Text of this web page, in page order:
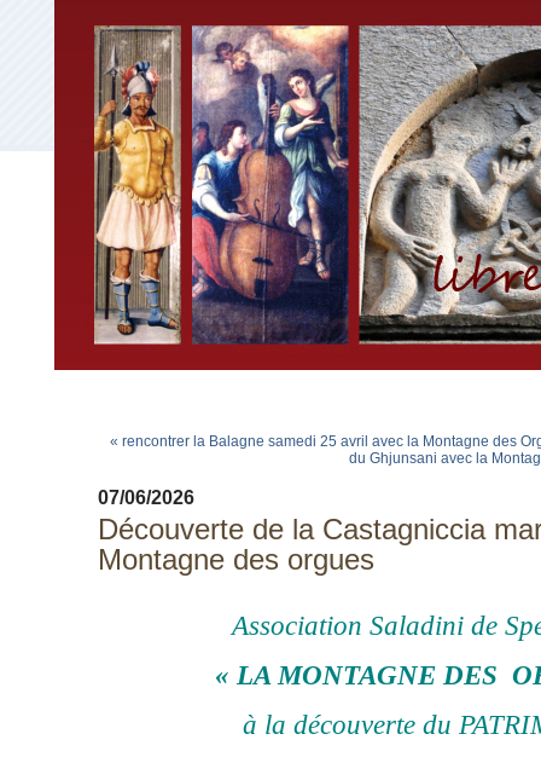
« rencontrer la Balagne samedi 25 avril avec la Montagne des
du Ghjunsani avec la
07/06/2026
Découverte de la Castagniccia
Montagne des orgues
Association Saladini de
« LA MONTAGNE DES
à la découverte du